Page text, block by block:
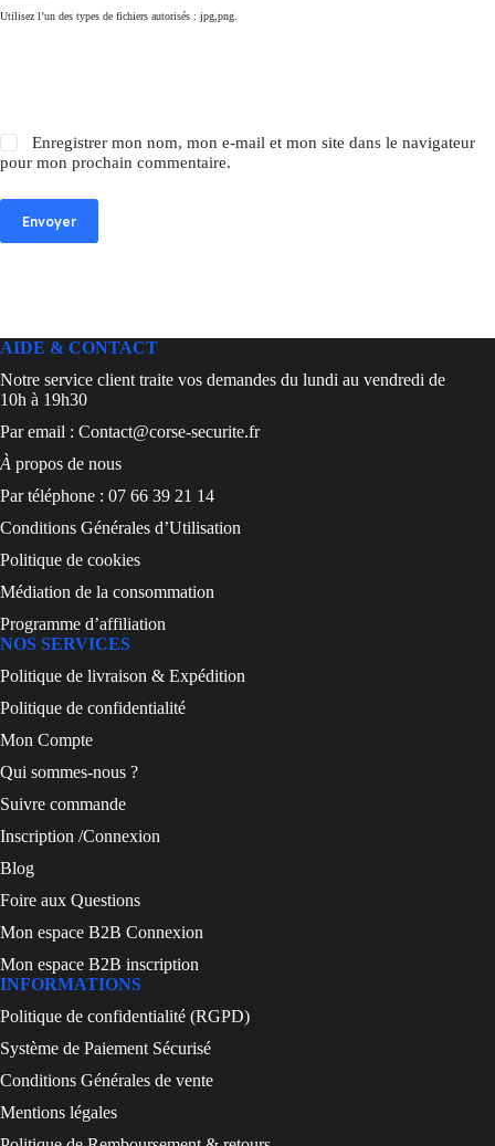
Utilisez l’un des types de fichiers autorisés : jpg,png.
Enregistrer mon nom, mon e-mail et mon site dans le navigateur
pour mon prochain commentaire.
Envoyer
AIDE & CONTACT
Notre service client traite vos demandes du lundi au vendredi de
10h à 19h30
Par email : Contact@corse-securite.fr
À propos de nous
Par téléphone : 07 66 39 21 14
Conditions Générales d’Utilisation
Politique de cookies
Médiation de la consommation
Programme d’affiliation
NOS SERVICES
Politique de livraison & Expédition
Politique de confidentialité
Mon Compte
Qui sommes-nous ?
Suivre commande
Inscription /Connexion
Blog
Foire aux Questions
Mon espace B2B Connexion
Mon espace B2B inscription
INFORMATIONS
Politique de confidentialité (RGPD)
Système de Paiement Sécurisé
Conditions Générales de vente
Mentions légales